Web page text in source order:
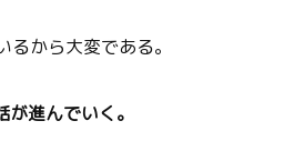
から大変である。
進んでいく。